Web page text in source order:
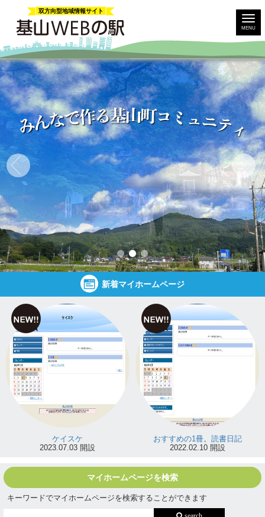
新着マイホームページ
ケイスケ
2023.07.03 開設
おすすめの1冊。読書日記
2022.02.10 開設
マイホームページを検索
キーワードでマイホームページを検索することができます
MENU
双方向型地域情報サイト